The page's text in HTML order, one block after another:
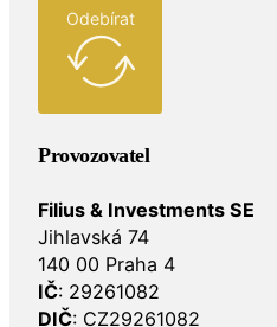
Odebírat
Provozovatel
Filius & Investments SE
Jihlavská 74
140 00 Praha 4
IČ: 29261082
DIČ: CZ29261082